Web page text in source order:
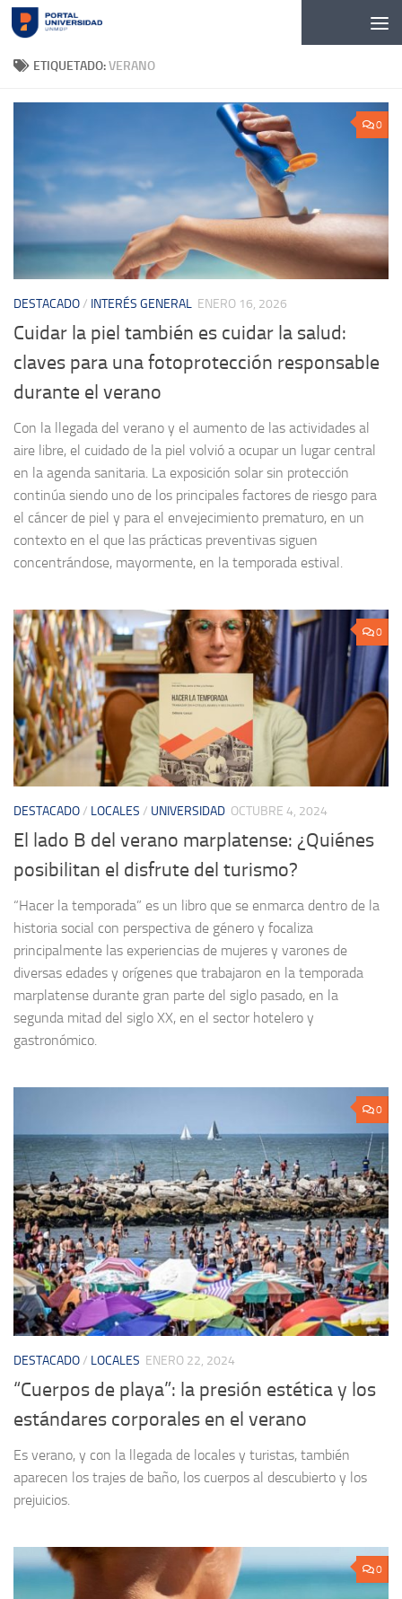
Skip to content
ETIQUETADO:VERANO
0
DESTACADO/ INTERÉS GENERAL ENERO 16, 2026
Cuidar la piel también es cuidar la salud:
claves para una fotoprotección responsable
durante el verano
Con la llegada del verano y el aumento de las actividades al
aire libre, el cuidado de la piel volvió a ocupar un lugar central
en la agenda sanitaria. La exposición solar sin protección
continúa siendo uno de los principales factores de riesgo para
el cáncer de piel y para el envejecimiento prematuro, en un
contexto en el que las prácticas preventivas siguen
concentrándose, mayormente, en la temporada estival.
0
DESTACADO/ LOCALES / UNIVERSIDAD OCTUBRE 4, 2024
El lado B del verano marplatense: ¿Quiénes
posibilitan el disfrute del turismo?
“Hacer la temporada” es un libro que se enmarca dentro de la
historia social con perspectiva de género y focaliza
principalmente las experiencias de mujeres y varones de
diversas edades y orígenes que trabajaron en la temporada
marplatense durante gran parte del siglo pasado, en la
segunda mitad del siglo XX, en el sector hotelero y
gastronómico.
0
DESTACADO/ LOCALES ENERO 22, 2024
“Cuerpos de playa”: la presión estética y los
estándares corporales en el verano
Es verano, y con la llegada de locales y turistas, también
aparecen los trajes de baño, los cuerpos al descubierto y los
prejuicios.
0